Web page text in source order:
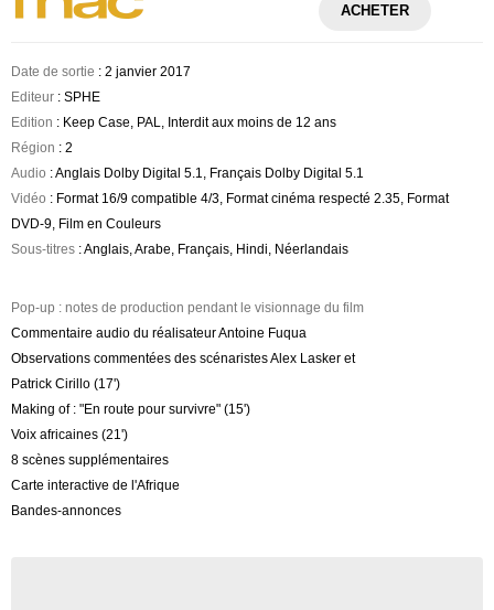
ACHETER
Date de sortie : 2 janvier 2017
Editeur : SPHE
Edition : Keep Case, PAL, Interdit aux moins de 12 ans
Région : 2
Audio : Anglais Dolby Digital 5.1, Français Dolby Digital 5.1
Vidéo : Format 16/9 compatible 4/3, Format cinéma respecté 2.35, Format
DVD-9, Film en Couleurs
Sous-titres : Anglais, Arabe, Français, Hindi, Néerlandais
Pop-up : notes de production pendant le visionnage du film
Commentaire audio du réalisateur Antoine Fuqua
Observations commentées des scénaristes Alex Lasker et
Patrick Cirillo (17')
Making of : "En route pour survivre" (15')
Voix africaines (21')
8 scènes supplémentaires
Carte interactive de l'Afrique
Bandes-annonces